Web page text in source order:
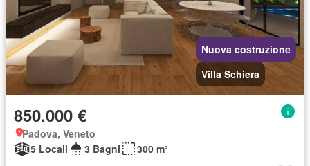
Nuova costruzione
Villa Schiera
850.000 €
Padova, Veneto
5 Locali
3 Bagni 300 m²